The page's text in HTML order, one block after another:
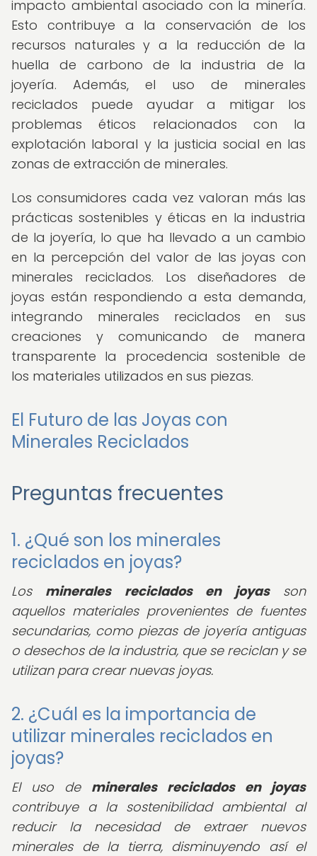
impacto ambiental asociado con la minería.
Esto contribuye a la conservación de los
recursos naturales y a la reducción de la
huella de carbono de la industria de la
joyería. Además, el uso de minerales
reciclados puede ayudar a mitigar los
problemas éticos relacionados con la
explotación laboral y la justicia social en las
zonas de extracción de minerales.
Los consumidores cada vez valoran más las
prácticas sostenibles y éticas en la industria
de la joyería, lo que ha llevado a un cambio
en la percepción del valor de las joyas con
minerales reciclados. Los diseñadores de
joyas están respondiendo a esta demanda,
integrando minerales reciclados en sus
creaciones y comunicando de manera
transparente la procedencia sostenible de
los materiales utilizados en sus piezas.
El Futuro de las Joyas con
Minerales Reciclados
Preguntas frecuentes
1. ¿Qué son los minerales
reciclados en joyas?
Los minerales reciclados en joyasson
aquellos materiales provenientes de fuentes
secundarias, como piezas de joyería antiguas
o desechos de la industria, que se reciclan y se
utilizan para crear nuevas joyas.
2. ¿Cuál es la importancia de
utilizar minerales reciclados en
joyas?
El uso de minerales reciclados en joyas
contribuye a la sostenibilidad ambiental al
reducir la necesidad de extraer nuevos
minerales de la tierra, disminuyendo así el